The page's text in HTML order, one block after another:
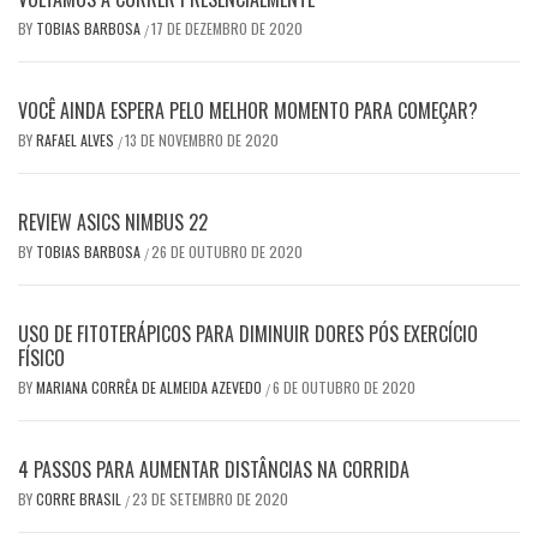
BY TOBIAS BARBOSA /17 DE DEZEMBRO DE 2020
VOCÊ AINDA ESPERA PELO MELHOR MOMENTO PARA COMEÇAR?
BYRAFAEL ALVES /13 DE NOVEMBRO DE 2020
REVIEW ASICS NIMBUS 22
BY TOBIAS BARBOSA /26 DE OUTUBRO DE 2020
USO DE FITOTERÁPICOS PARA DIMINUIR DORES PÓS EXERCÍCIO
FÍSICO
BYMARIANA CORRÊA DE ALMEIDA AZEVEDO /6 DE OUTUBRO DE 2020
4 PASSOS PARA AUMENTAR DISTÂNCIAS NA CORRIDA
BYCORRE BRASIL /23 DE SETEMBRO DE 2020